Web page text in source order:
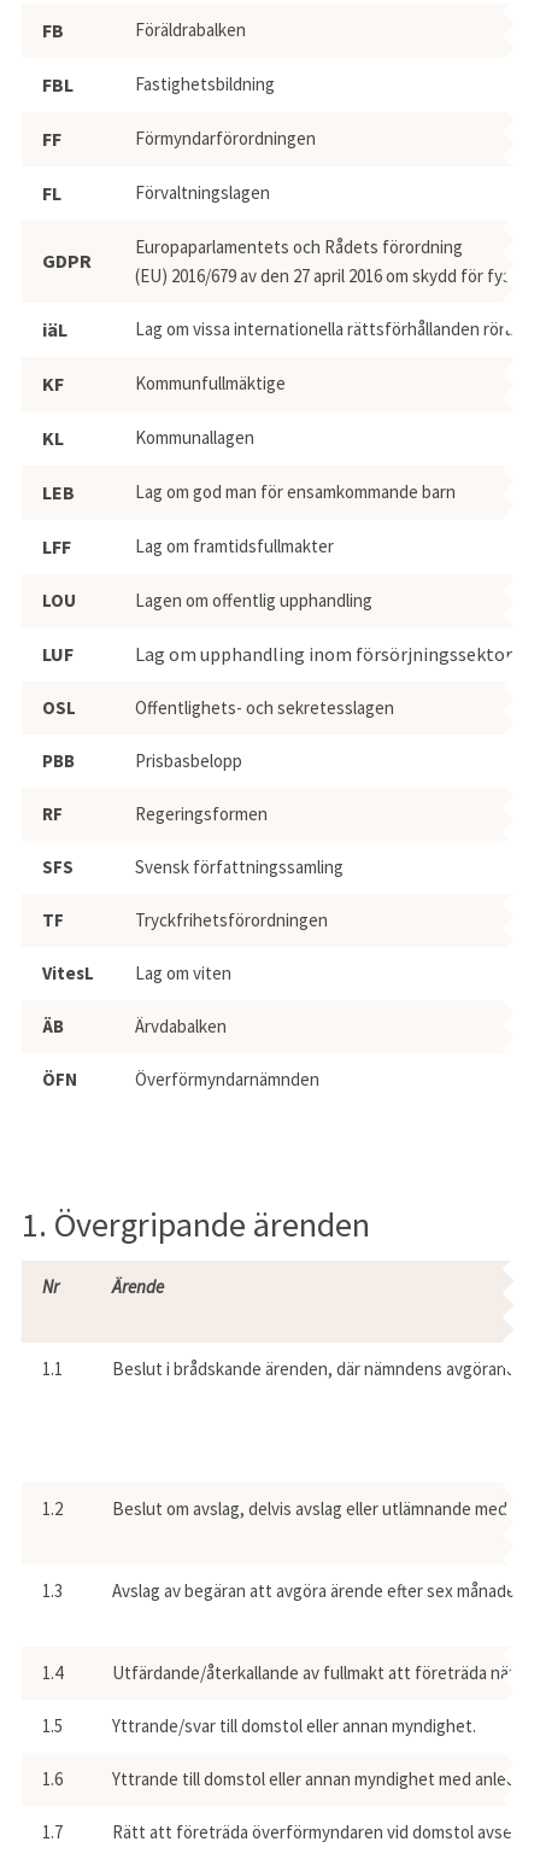
FB Föräldrabalken
FBL Fastighetsbildning
FF Förmyndarförordningen
FL Förvaltningslagen
GDPR
Europaparlamentets och Rådets förordning
(EU) 2016/679 av den 27 april 2016 om skydd för
iäL Lag om vissa internationella rättsförhållanden
KF Kommunfullmäktige
KL Kommunallagen
LEB Lag om god man för ensamkommande barn
LFF Lag om framtidsfullmakter
LOU Lagen om offentlig upphandling
LUF Lag om upphandling inom
OSL Offentlighets- och sekretesslagen
PBB Prisbasbelopp
RF Regeringsformen
SFS Svensk författningssamling
TF Tryckfrihetsförordningen
VitesL Lag om viten
ÄB Ärvdabalken
ÖFN Överförmyndarnämnden
1. Övergripande ärenden
Nr Ärende
1.1 Beslut i brådskande ärenden, där nämndens avgörande
1.2 Beslut om avslag, delvis avslag eller utlämnande med
1.3 Avslag av begäran att avgöra ärende efter sex månader.
1.4 Utfärdande/återkallande av fullmakt att företräda
1.5 Yttrande/svar till domstol eller annan myndighet.
1.6 Yttrande till domstol eller annan myndighet med
1.7 Rätt att företräda överförmyndaren vid domstol